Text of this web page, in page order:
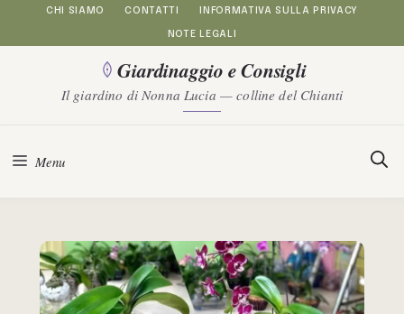
al
contenuto
CHI SIAMO CONTATTI INFORMATIVA SULLA PRIVACY
NOTE LEGALI
Giardinaggio e Consigli
Il giardino di Nonna Lucia — colline del Chianti
Menu